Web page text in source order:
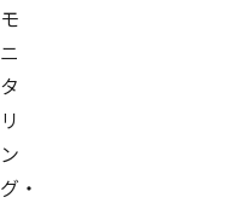
モ
ニ
タ
リ
ン
グ・